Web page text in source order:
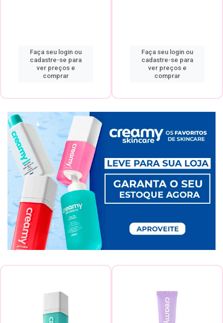
Faça seu login ou
cadastre-se para
ver preços e
comprar
Faça seu login ou
cadastre-se para
ver preços e
comprar